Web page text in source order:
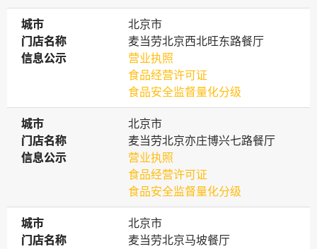
城市
城市
北京市
门店名称
门店名称
麦当劳北京西北旺东路餐厅
信息公示
信息公示
营业执照
食品经营许可证
食品安全监督量化分级
城市
城市
北京市
门店名称
门店名称
麦当劳北京亦庄博兴七路餐厅
信息公示
信息公示
营业执照
食品经营许可证
食品安全监督量化分级
城市
城市
北京市
门店名称
门店名称
麦当劳北京马坡餐厅